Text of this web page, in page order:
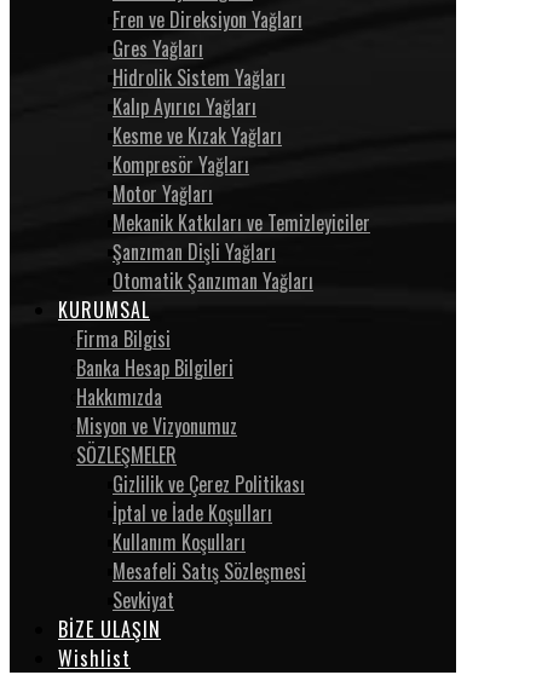
Fren ve Direksiyon Yağları
Gres Yağları
Hidrolik Sistem Yağları
Kalıp Ayırıcı Yağları
Kesme ve Kızak Yağları
Kompresör Yağları
Motor Yağları
Mekanik Katkıları ve Temizleyiciler
Şanzıman Dişli Yağları
Otomatik Şanzıman Yağları
KURUMSAL
Firma Bilgisi
Banka Hesap Bilgileri
Hakkımızda
Misyon ve Vizyonumuz
SÖZLEŞMELER
Gizlilik ve Çerez Politikası
İptal ve İade Koşulları
Kullanım Koşulları
Mesafeli Satış Sözleşmesi
Sevkiyat
BİZE ULAŞIN
Wishlist